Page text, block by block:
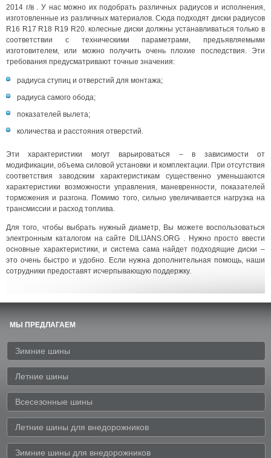
2014 г/в . У нас можно их подобрать различных радиусов и исполнения,
изготовленные из различных материалов. Сюда подходят диски радиусов
R16 R17 R18 R19 R20. колесные диски должны устанавливаться только в
соответствии с техническими параметрами, предъявляемыми
изготовителем, или можно получить очень плохие последствия. Эти
требования предусматривают точные значения:
радиуса ступиц и отверстий для монтажа;
радиуса самого обода;
показателей вылета;
количества и расстояния отверстий.
Эти характеристики могут варьироваться – в зависимости от
модификации, объема силовой установки и комплектации. При отсутствия
соответствия заводским характеристикам существенно уменьшаются
характеристики возможности управления, маневренности, показателей
торможения и разгона. Помимо того, сильно увеличивается нагрузка на
трансмиссии и расход топлива.
Для того, чтобы выбрать нужный диаметр, Вы можете воспользоваться
электронным каталогом на сайте DILIJANS.ORG . Нужно просто ввести
основные характеристики, и система сама найдет подходящие диски –
это очень быстро и удобно. Если нужна дополнительная помощь, наши
сотрудники предоставят исчерпывающую поддержку.
МЫ ПРЕДЛАГАЕМ
Зимние шины
Летние шины
Всесезонные шины
Летние шины для внедорожников
Зимние шины для внедорожников